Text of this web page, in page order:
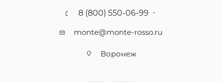
8 (800) 550-06-99
monte@monte-rosso.ru
Воронеж